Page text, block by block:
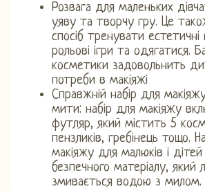
Розвага для маленьких
уяву та творчу гру. Це
спосіб тренувати естетичні
рольові ігри та одягатися.
косметики задовольнить
потреби в макіяжі
Справжній набір для
мити: набір для макіяжу
футляр, який містить 5
пензликів, гребінець тощо.
макіяжу для малюків і
безпечного матеріалу, який
змивається водою з милом.